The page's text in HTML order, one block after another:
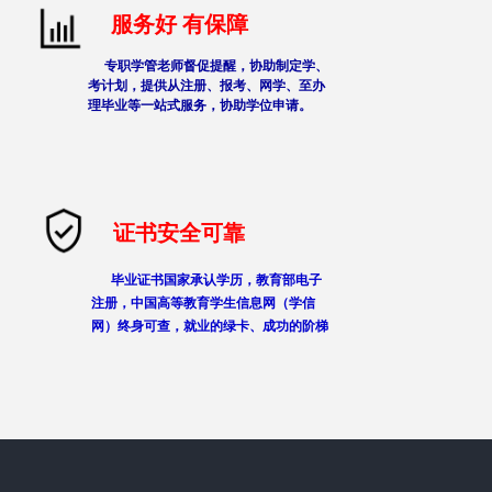
服务好 有保障
专职学管老师督促提醒，协助制定学、
考计划，提供从注册、报考、网学、至办
理毕业等一站式服务，协助学位申请。
证书安全可靠
毕业证书国家承认学历，教育部电子
注册，中国高等教育学生信息网（学信
网）终身可查，就业的绿卡、成功的阶梯